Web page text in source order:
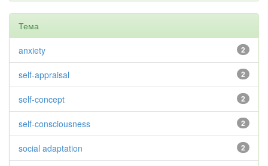
Тема
2
anxiety
2
self-appraisal
2
self-concept
2
self-consciousness
2
social adaptation